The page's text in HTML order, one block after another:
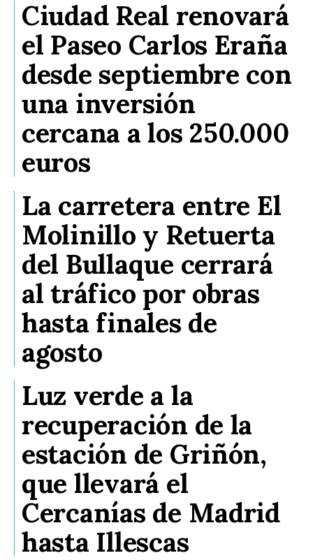
Ciudad Real renovará
el Paseo Carlos Eraña
desde septiembre con
una inversión
cercana a los 250.000
euros
La carretera entre El
Molinillo y Retuerta
del Bullaque cerrará
al tráfico por obras
hasta finales de
agosto
Luz verde a la
recuperación de la
estación de Griñón,
que llevará el
Cercanías de Madrid
hasta Illescas